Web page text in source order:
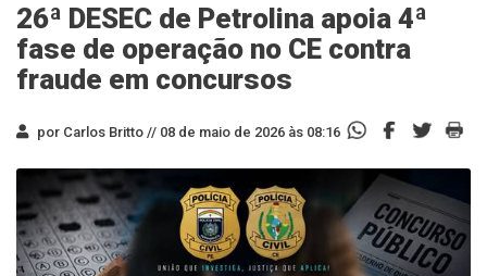
26ª DESEC de Petrolina apoia 4ª
fase de operação no CE contra
fraude em concursos
por Carlos Britto // 08 de maio de 2026 às 08:16